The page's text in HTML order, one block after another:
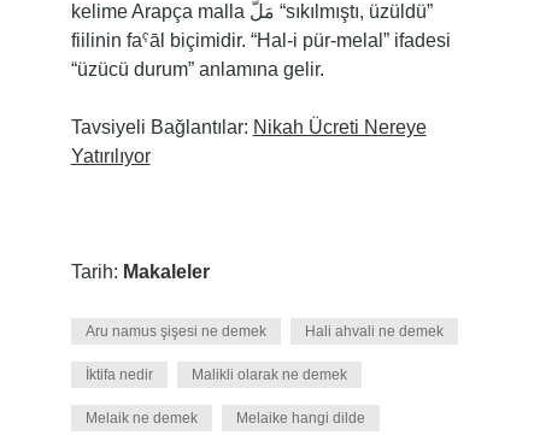
kelime Arapça malla مَلَّ “sıkılmıştı, üzüldü”
fiilinin faˁāl biçimidir. “Hal-i pür-melal” ifadesi
“üzücü durum” anlamına gelir.
Tavsiyeli Bağlantılar: Nikah Ücreti Nereye
Yatırılıyor
Tarih: Makaleler
Aru namus şişesi ne demek Hali ahvali ne demek
İktifa nedir Malikli olarak ne demek
Melaik ne demek Melaike hangi dilde